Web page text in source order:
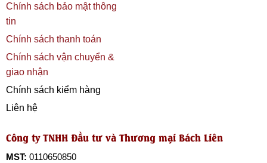
Chính sách bảo mật thông
tin
Chính sách thanh toán
Chính sách vận chuyển &
giao nhận
Chính sách kiểm hàng
Liên hệ
Công ty TNHH Đầu tư và Thương mại Bách Liên
MST: 0110650850